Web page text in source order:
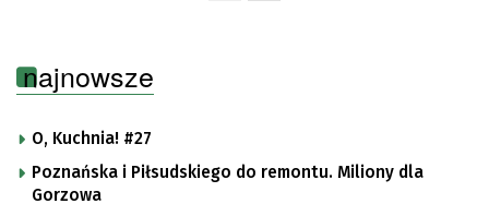
najnowsze
O, Kuchnia! #27
Poznańska i Piłsudskiego do remontu. Miliony dla
Gorzowa